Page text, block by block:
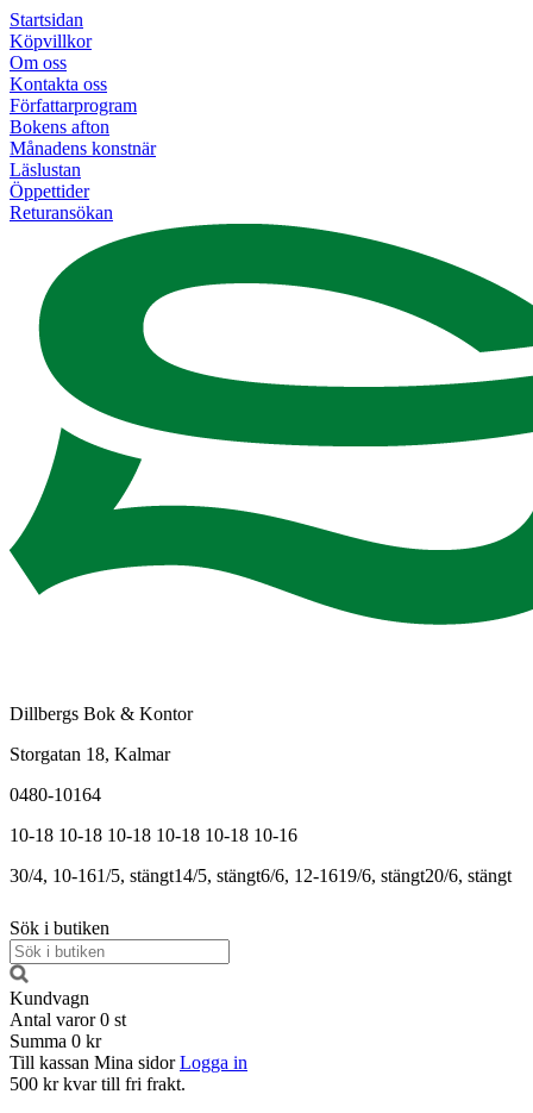
Startsidan
Köpvillkor
Om oss
Kontakta oss
Författarprogram
Bokens afton
Månadens konstnär
Läslustan
Öppettider
Returansökan
Dillbergs Bok & Kontor
Storgatan 18, Kalmar
0480-10164
10-18 10-18 10-18 10-18 10-18 10-16
30/4, 10-161/5, stängt14/5, stängt6/6, 12-1619/6, stängt20/6, stängt
Sök i butiken
Kundvagn
Antal varor 0 st
Summa 0 kr
Till kassan Mina sidor Logga in
500 kr kvar till fri frakt.